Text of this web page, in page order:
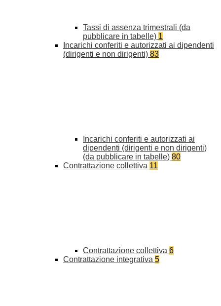
Tassi di assenza trimestrali (da
pubblicare in tabelle) 1
Incarichi conferiti e autorizzati ai dipendenti
(dirigenti e non dirigenti) 83
Incarichi conferiti e autorizzati ai
dipendenti (dirigenti e non dirigenti)
(da pubblicare in tabelle) 80
Contrattazione collettiva 11
Contrattazione collettiva 6
Contrattazione integrativa 5